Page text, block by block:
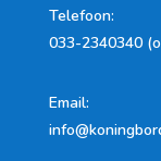
Telefoon:
033-2340340
Email: